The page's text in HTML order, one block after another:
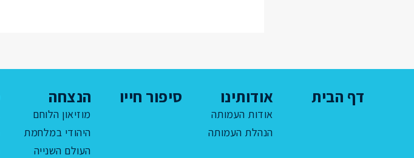
דף הבית אודותינו
אודות העמותה
הנהלת העמותה
סיפור חייו הנצחה
מוזיאון הלוחם
היהודי במלחמת
העולם השנייה